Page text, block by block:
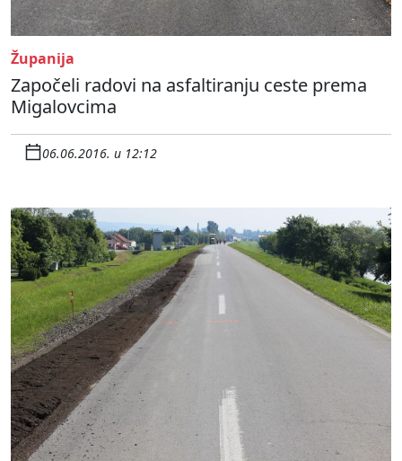
Županija
Započeli radovi na asfaltiranju ceste prema
Migalovcima
06.06.2016. u 12:12